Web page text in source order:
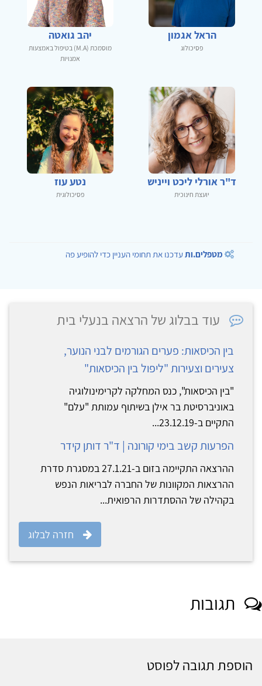
הראל אגמון
פסיכולוג
יהב גואטה
מוסמכת (M.A) בטיפול באמצעות
אמנויות
ד"ר אורלי ליכט וייניש
יועצת חינוכית
נטע עוז
פסיכולוגית
מטפלים.ותעדכנו את תחומי העניין כדי להופיע פה
עוד בבלוג של הרצאה בנעלי בית
בין הכיסאות: פערים הגורמים לבני הנוער,
צעירים וצעירות "ליפול בין הכיסאות"
"בין הכיסאות", כנס המחלקה לקרימינולוגיה
באוניברסיטת בר אילן בשיתוף עמותת "עלם"
התקיים ב-23.12.19...
הפרעות קשב בימי קורונה | ד"ר דותן קידר
ההרצאה התקיימה בזום ב-27.1.21 במסגרת סדרת
ההרצאות המקוונות של החברה לבריאות הנפש
בקהילה של ההסתדרות הרפואית...
חזרה לבלוג
תגובות
הוספת תגובה לפוסט